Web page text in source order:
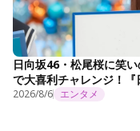
日向坂46・松尾桜に笑
で大喜利チャレンジ！
2026/8/6 エンタメ